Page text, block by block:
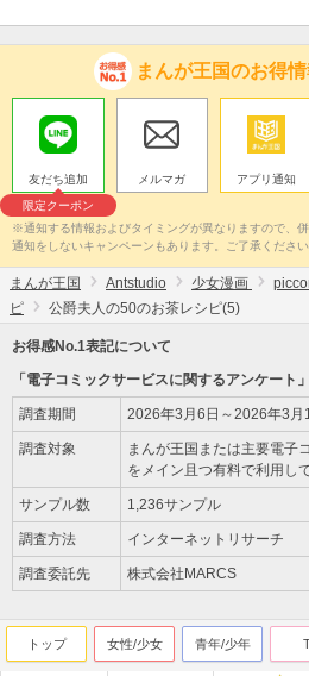
まんが王国のお得
友だち追加
限定クーポン
メルマガ アプリ通知
※通知する情報およびタイミングが異なりますので、
通知をしないキャンペーンもあります。ご了承ください
まんが王国 Antstudio 少女漫画
ピ
公爵夫人の50のお茶レシピ(5)
お得感No.1表記について
「電子コミックサービスに関するアンケート」
調査期間 2026年3月6日～2026年3月
調査対象
まんが王国または主要電子
をメイン且つ有料で利用し
サンプル数 1,236サンプル
調査方法 インターネットリサーチ
調査委託先 株式会社MARCS
トップ 女性/少女 青年/少年